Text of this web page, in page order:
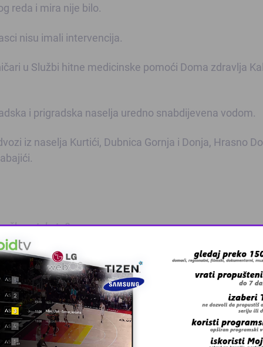
reda i mira nije bilo.
nisu imali intervencija.
u Službi hitne medicinske pomoći Doma zdravlja
i prigradska naselja uredno snabdijevena vodom.
iz naselja Kurtići, Dubnica Gornja i Donja, Hrasno
u tekstu?